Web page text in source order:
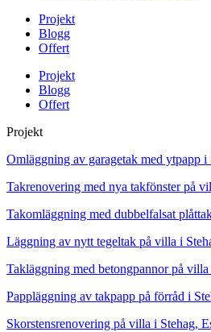
Projekt
Blogg
Offert
Projekt
Blogg
Offert
Projekt
Omläggning av garagetak med ytpapp i
Takrenovering med nya takfönster på
Takomläggning med dubbelfalsat
Läggning av nytt tegeltak på villa i
Takläggning med betongpannor på
Pappläggning av takpapp på förråd i
Skorstensrenovering på villa i Stehag,